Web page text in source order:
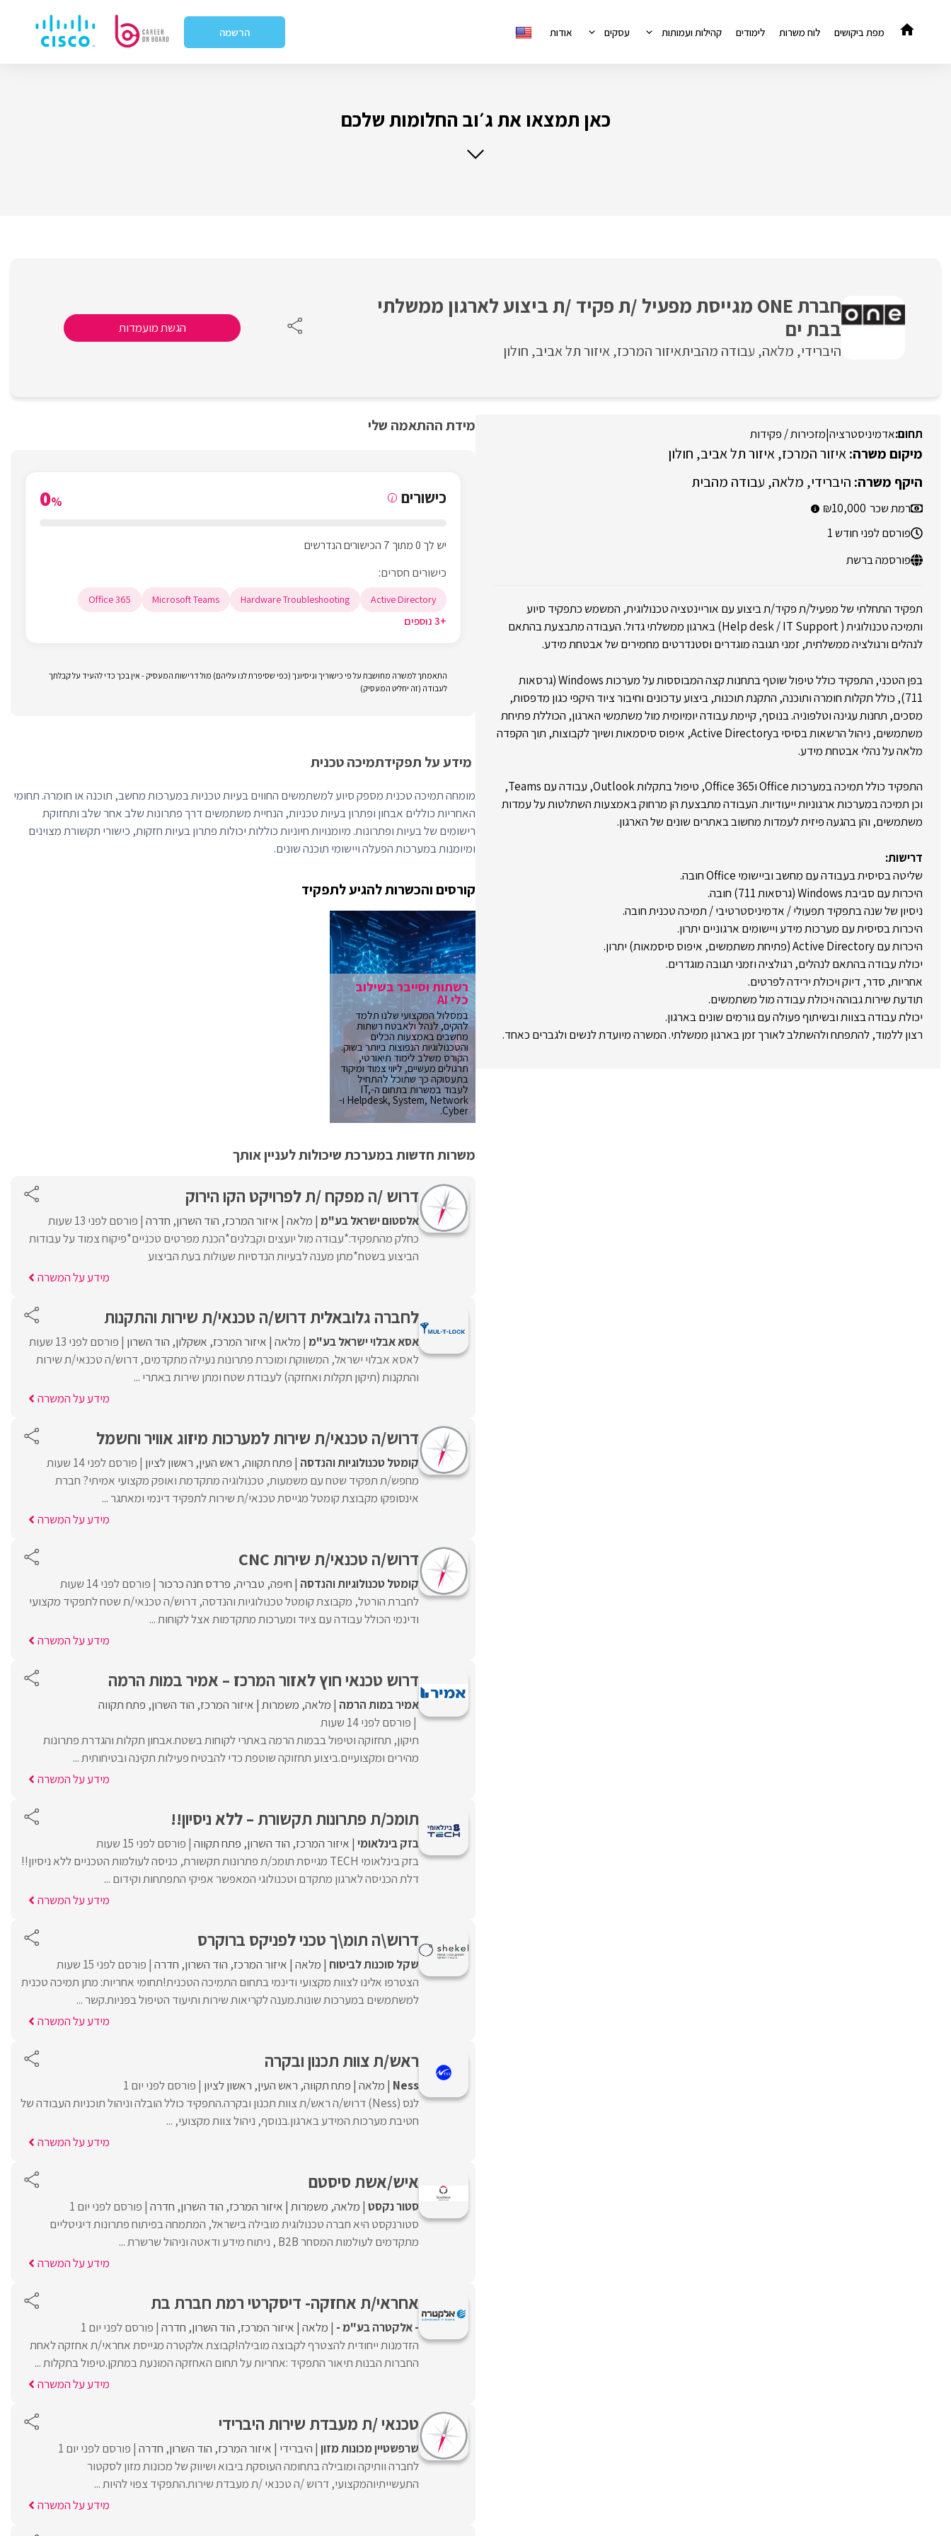
מפת ביקושים לוח משרות לימודים קהילות ועמותות עסקים אודות הרשמה
כאן תמצאו את ג׳וב החלומות שלכם
חברת ONE מגייסת מפעיל /ת פקיד /ת ביצוע לארגון ממשלתי
בבת ים
היברידי מלאה עבודה מהביתאיזור המרכז איזור תל אביב חולון
הגשת מועמדות
אדמיניסטרציה|מזכירות / פקידות
איזור המרכז איזור תל אביב חולון
היברידי מלאה עבודה מהבית
רמת שכר 10,000
פורסם לפני חודש 1
פורסמה ברשת
תפקיד התחלתי של מפעיל/ת פקיד/ת ביצוע עם אוריינטציה טכנולוגית, המשמש כתפקיד סיוע
ותמיכה טכנולוגית ( Help desk / IT Support) בארגון ממשלתי גדול. העבודה מתבצעת בהתאם
לנהלים ורגולציה ממשלתית, זמני תגובה מוגדרים וסטנדרטים מחמירים של אבטחת מידע.
בפן הטכני, התפקיד כולל טיפול שוטף בתחנות קצה המבוססות על מערכות Windows (גרסאות
711), כולל תקלות חומרה ותוכנה, התקנת תוכנות, ביצוע עדכונים וחיבור ציוד היקפי כגון מדפסות,
מסכים, תחנות עגינה וטלפוניה. בנוסף, קיימת עבודה יומיומית מול משתמשי הארגון, הכוללת פתיחת
משתמשים, ניהול הרשאות בסיסי בActive Directory, איפוס סיסמאות ושיוך לקבוצות, תוך הקפדה
מלאה על נהלי אבטחת מידע.
התפקיד כולל תמיכה במערכות Office וOffice 365, טיפול בתקלות Outlook, עבודה עם Teams,
וכן תמיכה במערכות ארגוניות ייעודיות. העבודה מתבצעת הן מרחוק באמצעות השתלטות על עמדות
משתמשים, והן בהגעה פיזית לעמדות מחשוב באתרים שונים של הארגון.
דרישות:
שליטה בסיסית בעבודה עם מחשב וביישומי Office חובה.
היכרות עם סביבת Windows (גרסאות 711) חובה.
ניסיון של שנה בתפקיד תפעולי / אדמיניסטרטיבי / תמיכה טכנית חובה.
היכרות בסיסית עם מערכות מידע ויישומים ארגוניים יתרון.
היכרות עם Active Directory (פתיחת משתמשים, איפוס סיסמאות) יתרון.
יכולת עבודה בהתאם לנהלים, רגולציה וזמני תגובה מוגדרים.
אחריות, סדר, דיוק ויכולת ירידה לפרטים.
תודעת שירות גבוהה ויכולת עבודה מול משתמשים.
יכולת עבודה בצוות ובשיתוף פעולה עם גורמים שונים בארגון.
רצון ללמוד, להתפתח ולהשתלב לאורך זמן בארגון ממשלתי. המשרה מיועדת לנשים ולגברים כאחד.
מידת ההתאמה שלי
כישורים i
0%
יש לך 0 מתוך 7 הכישורים הנדרשים
כישורים חסרים:
Active Directory
Hardware Troubleshooting
Microsoft Teams
Office 365
+3 נוספים
התאמתך למשרה מחושבת על פי כישוריך וניסיונך (כפי שסיפרת לנו עליהם) מול דרישות המעסיק - אין בכך כדי להעיד על קבלתך
לעבודה (זה יחליט המעסיק)
מידע על תפקידתמיכה טכנית
מומחה תמיכה טכנית מספק סיוע למשתמשים החווים בעיות טכניות במערכות מחשב, תוכנה או חומרה. תחומי
האחריות כוללים אבחון ופתרון בעיות טכניות, הנחיית משתמשים דרך פתרונות שלב אחר שלב ותחזוקת
רישומים של בעיות ופתרונות. מיומנויות חיוניות כוללות יכולות פתרון בעיות חזקות, כישורי תקשורת מצוינים
ומיומנות במערכות הפעלה ויישומי תוכנה שונים.
קורסים והכשרות להגיע לתפקיד
רשתות וסייבר בשילוב
כלי AI
במסלול המקצועי שלנו תלמד
להקים, לנהל ולאבטח רשתות
מחשבים באמצעות הכלים
והטכנולוגיות הנפוצות ביותר בשוק.
הקורס משלב לימוד תיאורטי,
תרגולים מעשיים, ליווי צמוד ומיקוד
בתעסוקה כך שתוכל להתחיל
לעבוד במשרות בתחום ה-IT,
Helpdesk, System, Network ו-
Cyber.
משרות חדשות במערכת שיכולות לעניין אותך
דרוש /ה מפקח /ת לפרויקט הקו הירוק
אלסטום ישראל בע"מ מלאה איזור המרכז הוד השרון חדרה פורסם לפני 13 שעות
כחלק מהתפקיד:*עבודה מול יועצים וקבלנים*הכנת מפרטים טכניים*פיקוח צמוד על עבודות
הביצוע בשטח*מתן מענה לבעיות הנדסיות שעולות בעת הביצוע
מידע על המשרה
לחברה גלובאלית דרוש/ה טכנאי/ת שירות והתקנות
אסא אבלוי ישראל בע"מ מלאה איזור המרכז אשקלון הוד השרון פורסם לפני 13 שעות
לאסא אבלוי ישראל, המשווקת ומוכרת פתרונות נעילה מתקדמים, דרוש/ה טכנאי/ת שירות
והתקנות (תיקון תקלות ואחזקה) לעבודת שטח ומתן שירות באתרי ...
מידע על המשרה
דרוש/ה טכנאי/ת שירות למערכות מיזוג אוויר וחשמל
קומטל טכנולוגיות והנדסה פתח תקווה ראש העין ראשון לציון פורסם לפני 14 שעות
מחפש/ת תפקיד שטח עם משמעות, טכנולוגיה מתקדמת ואופק מקצועי אמיתי? חברת
אינסופקו מקבוצת קומטל מגייסת טכנאי/ת שירות לתפקיד דינמי ומאתגר ...
מידע על המשרה
דרוש/ה טכנאי/ת שירות CNC
קומטל טכנולוגיות והנדסה חיפה טבריה פרדס חנה כרכור פורסם לפני 14 שעות
לחברת הורטל, מקבוצת קומטל טכנולוגיות והנדסה, דרוש/ה טכנאי/ת שטח לתפקיד מקצועי
ודינמי הכולל עבודה עם ציוד ומערכות מתקדמות אצל לקוחות ...
מידע על המשרה
דרוש טכנאי חוץ לאזור המרכז – אמיר במות הרמה
אמיר במות הרמה מלאה משמרות איזור המרכז הוד השרון פתח תקווה
פורסם לפני 14 שעות
תיקון, תחזוקה וטיפול בבמות הרמה באתרי לקוחות בשטח.אבחון תקלות והגדרת פתרונות
מהירים ומקצועיים.ביצוע תחזוקה שוטפת כדי להבטיח פעילות תקינה ובטיחותית ...
מידע על המשרה
תומכ/ת פתרונות תקשורת – ללא ניסיון!!
בזק בינלאומי איזור המרכז הוד השרון פתח תקווה פורסם לפני 15 שעות
בזק בינלאומי TECH מגייסת תומכ/ת פתרונות תקשורת, כניסה לעולמות הטכניים ללא ניסיון!!
דלת הכניסה לארגון מתקדם וטכנולוגי המאפשר אפיקי התפתחות וקידום ...
מידע על המשרה
דרוש\ה תומ\ך טכני לפניקס ברוקרס
שקל סוכנות לביטוח מלאה איזור המרכז הוד השרון חדרה פורסם לפני 15 שעות
הצטרפו אלינו לצוות מקצועי ודינמי בתחום התמיכה הטכנית!תחומי אחריות: מתן תמיכה טכנית
למשתמשים במערכות שונות.מענה לקריאות שירות ותיעוד הטיפול בפניות.קשר ...
מידע על המשרה
ראש/ת צוות תכנון ובקרה
Ness מלאה פתח תקווה ראש העין ראשון לציון פורסם לפני יום 1
לנס (Ness) דרוש/ה ראש/ת צוות תכנון ובקרה.התפקיד כולל הובלה וניהול תוכניות העבודה של
חטיבת מערכות המידע בארגון.בנוסף, ניהול צוות מקצועי, ...
מידע על המשרה
איש/אשת סיסטם
סטור נקסט מלאה משמרות איזור המרכז הוד השרון חדרה פורסם לפני יום 1
סטורנקסט היא חברה טכנולוגית מובילה בישראל, המתמחה בפיתוח פתרונות דיגיטליים
מתקדמים לעולמות המסחר B2B , ניתוח מידע ודאטה וניהול שרשרת ...
מידע על המשרה
אחראי/ת אחזקה- דיסקרטי רמת חברת בת
- אלקטרה בע"מ - מלאה איזור המרכז הוד השרון חדרה פורסם לפני יום 1
הזדמנות ייחודית להצטרף לקבוצה מובילה!קבוצת אלקטרה מגייסת אחראי/ת אחזקה לאחת
החברות הבנות תיאור התפקיד :אחריות על תחום האחזקה המונעת במתקן.טיפול בתקלות ...
מידע על המשרה
טכנאי /ת מעבדת שירות היברידי
שרפשטיין מכונות מזון היברידי איזור המרכז הוד השרון חדרה פורסם לפני יום 1
לחברה וותיקה ומובילה בתחומה העוסקת ביבוא ושיווק של מכונות מזון לסקטור
התעשייתיוהמקצועי, דרוש /ה טכנאי /ת מעבדת שירות.התפקיד צפוי להיות ...
מידע על המשרה